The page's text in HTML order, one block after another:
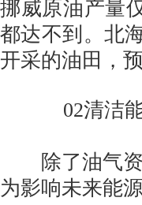
挪威原油产量
都达不到。北
开采的油田，
02清洁能
除了油气资
为影响未来能